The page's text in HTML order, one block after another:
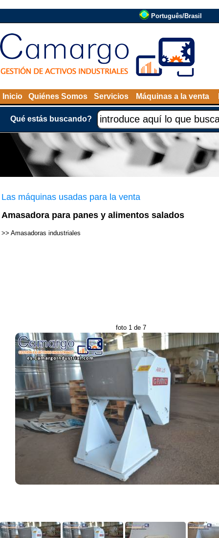
Português/Brasil
Inicio Quiénes Somos Servicios Máquinas a la venta
Qué estás buscando?
Las máquinas usadas para la venta
Amasadora para panes y alimentos salados
>> Amasadoras industriales
foto 1 de 7